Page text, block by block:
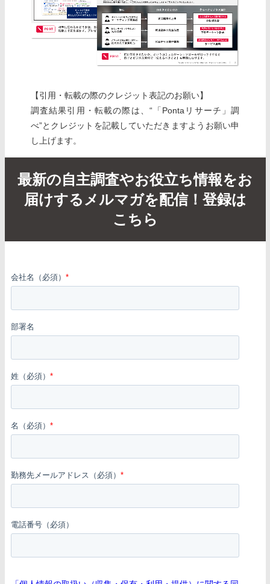
【引用・転載の際のクレジット表記のお願い】
調査結果引用・転載の際は、“「Pontaリサーチ」調
べ”とクレジットを記載していただきますようお願い申
し上げます。
最新の自主調査やお役立ち情報をお
届けするメルマガを配信！登録は
こちら